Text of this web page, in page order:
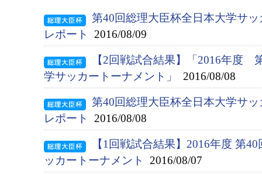
第40回総理大臣杯全日本大学サ
レポート
2016/08/09
【2回戦試合結果】「2016年度
学サッカートーナメント」
2016/08/08
第40回総理大臣杯全日本大学サ
レポート
2016/08/08
【1回戦試合結果】2016年度 第
ッカートーナメント
2016/08/07